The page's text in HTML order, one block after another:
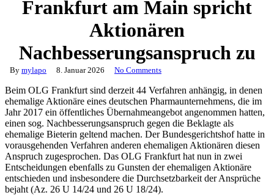
Frankfurt am Main spricht
Aktionären
Nachbesserungsanspruch zu
By mylapo 8. Januar 2026 No Comments
Beim OLG Frankfurt sind derzeit 44 Verfahren anhängig, in denen
ehemalige Aktionäre eines deutschen Pharmaunternehmens, die im
Jahr 2017 ein öffentliches Übernahmeangebot angenommen hatten,
einen sog. Nachbesserungsanspruch gegen die Beklagte als
ehemalige Bieterin geltend machen. Der Bundesgerichtshof hatte in
vorausgehenden Verfahren anderen ehemaligen Aktionären diesen
Anspruch zugesprochen. Das OLG Frankfurt hat nun in zwei
Entscheidungen ebenfalls zu Gunsten der ehemaligen Aktionäre
entschieden und insbesondere die Durchsetzbarkeit der Ansprüche
bejaht (Az. 26 U 14/24 und 26 U 18/24).